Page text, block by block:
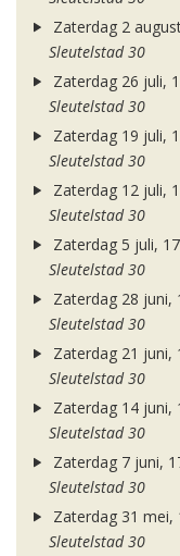
Zaterdag 2
Sleutelstad 30
Zaterdag 26 juli,
Sleutelstad 30
Zaterdag 19 juli,
Sleutelstad 30
Zaterdag 12 juli,
Sleutelstad 30
Zaterdag 5 juli,
Sleutelstad 30
Zaterdag 28 juni,
Sleutelstad 30
Zaterdag 21 juni,
Sleutelstad 30
Zaterdag 14 juni,
Sleutelstad 30
Zaterdag 7 juni,
Sleutelstad 30
Zaterdag 31 mei,
Sleutelstad 30